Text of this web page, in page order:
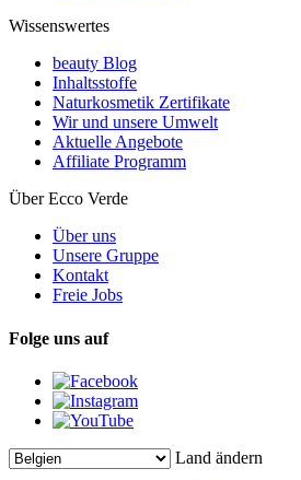
Wissenswertes
beauty Blog
Inhaltsstoffe
Naturkosmetik Zertifikate
Wir und unsere Umwelt
Aktuelle Angebote
Affiliate Programm
Über Ecco Verde
Über uns
Unsere Gruppe
Kontakt
Freie Jobs
Folge uns auf
Land ändern